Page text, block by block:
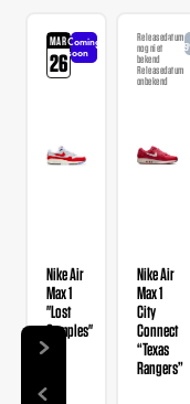
MAR
26
Coming
soon
Nike Air
Max 1
"Lost
Samples"
Releasedatum
nog niet
bekend
Releasedatum
onbekend
Nike Air
Max 1
City
Connect
“Texas
Rangers”